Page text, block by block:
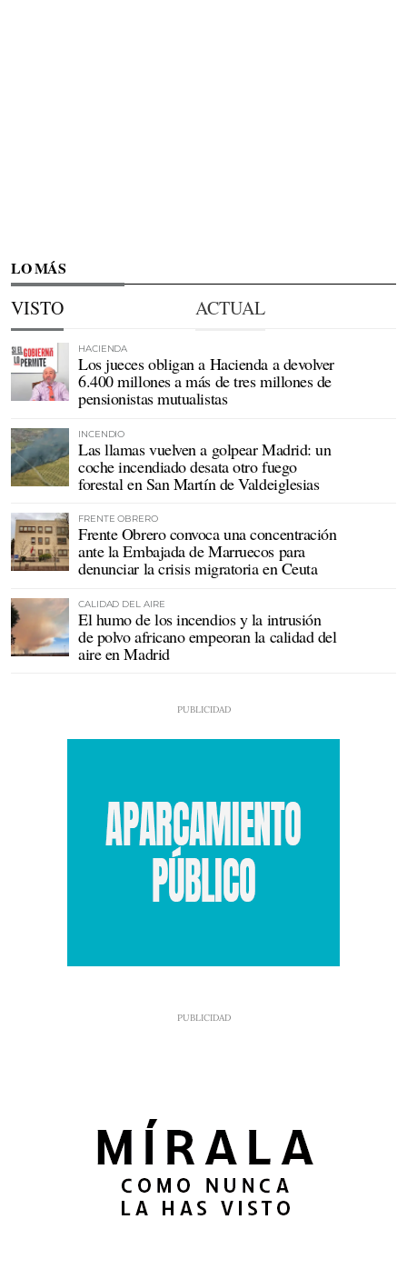
LO MÁS
VISTO ACTUAL
HACIENDA
Los jueces obligan a Hacienda a devolver
6.400 millones a más de tres millones de
pensionistas mutualistas
INCENDIO
Las llamas vuelven a golpear Madrid: un
coche incendiado desata otro fuego
forestal en San Martín de Valdeiglesias
FRENTE OBRERO
Frente Obrero convoca una concentración
ante la Embajada de Marruecos para
denunciar la crisis migratoria en Ceuta
CALIDAD DEL AIRE
El humo de los incendios y la intrusión
de polvo africano empeoran la calidad del
aire en Madrid